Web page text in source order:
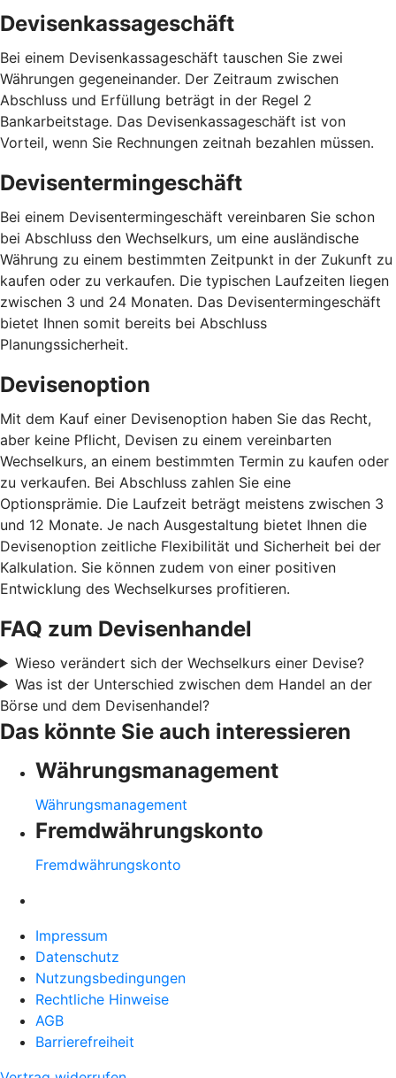
Devisenkassageschäft
Bei einem Devisenkassageschäft tauschen Sie zwei
Währungen gegeneinander. Der Zeitraum zwischen
Abschluss und Erfüllung beträgt in der Regel 2
Bankarbeitstage. Das Devisenkassageschäft ist von
Vorteil, wenn Sie Rechnungen zeitnah bezahlen müssen.
Devisentermingeschäft
Bei einem Devisentermingeschäft vereinbaren Sie schon
bei Abschluss den Wechselkurs, um eine ausländische
Währung zu einem bestimmten Zeitpunkt in der Zukunft zu
kaufen oder zu verkaufen. Die typischen Laufzeiten liegen
zwischen 3 und 24 Monaten. Das Devisentermingeschäft
bietet Ihnen somit bereits bei Abschluss
Planungssicherheit.
Devisenoption
Mit dem Kauf einer Devisenoption haben Sie das Recht,
aber keine Pflicht, Devisen zu einem vereinbarten
Wechselkurs, an einem bestimmten Termin zu kaufen oder
zu verkaufen. Bei Abschluss zahlen Sie eine
Optionsprämie. Die Laufzeit beträgt meistens zwischen 3
und 12 Monate. Je nach Ausgestaltung bietet Ihnen die
Devisenoption zeitliche Flexibilität und Sicherheit bei der
Kalkulation. Sie können zudem von einer positiven
Entwicklung des Wechselkurses profitieren.
FAQ zum Devisenhandel
Wieso verändert sich der Wechselkurs einer Devise?
Was ist der Unterschied zwischen dem Handel an der
Börse und dem Devisenhandel?
Das könnte Sie auch interessieren
Währungsmanagement
Währungsmanagement
Fremdwährungskonto
Fremdwährungskonto
Impressum
Datenschutz
Nutzungsbedingungen
Rechtliche Hinweise
AGB
Barrierefreiheit